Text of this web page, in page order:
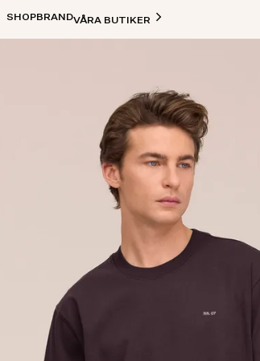
SHOPBRANDVÅRA BUTIKER